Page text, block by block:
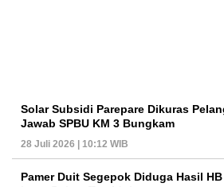
Solar Subsidi Parepare Dikuras
Jawab SPBU KM 3 Bungkam
28 Juli 2026 | 10:12 WIB
Pamer Duit Segepok Diduga Hasil